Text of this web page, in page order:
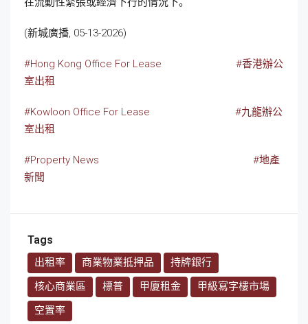
(新城廣播, 05-13-2026)
#Hong Kong Office For Lease
#香港辦公
室出租
#Kowloon Office For Lease
#九龍辦公
室出租
#Property News
#地產
新聞
Tags
出租率 商業物業抵押品
持牌銀行
核心商業區
標普 甲廈租金
甲級寫字樓市場
空置率